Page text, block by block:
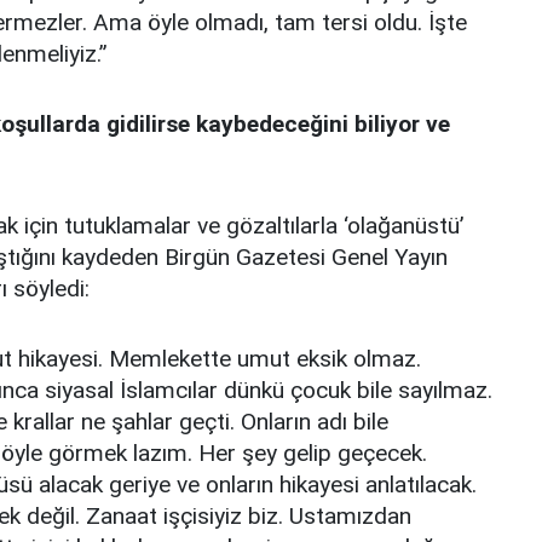
Ama öyle olmadı, tam tersi oldu. İşte
gidilirse kaybedeceğini biliyor ve
için tutuklamalar ve gözaltılarla ‘olağanüstü’
kaydeden Birgün Gazetesi Genel Yayın
söyledi:
hikayesi. Memlekette umut eksik olmaz.
siyasal İslamcılar dünkü çocuk bile sayılmaz.
ne şahlar geçti. Onların adı bile
görmek lazım. Her şey gelip geçecek.
alacak geriye ve onların hikayesi anlatılacak.
değil. Zanaat işçisiyiz biz. Ustamızdan